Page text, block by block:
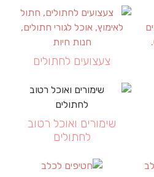
צעצועים לחתולים
שימורים ואוכל רטוב
לחתולים